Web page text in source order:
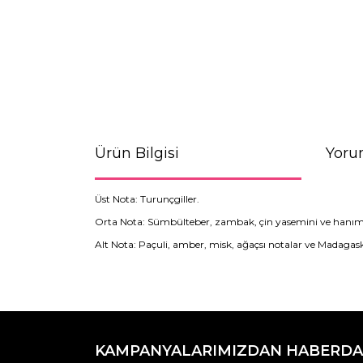
Ürün Bilgisi
Üst Nota: Turunçgiller.
Orta Nota: Sümbülteber, zambak, çin yasemini ve
Alt Nota: Paçuli, amber, misk, ağaçsı notalar ve
Görüş ve önerileriniz için teşekkür ederiz.
Ürün resmi kalitesiz, bozuk veya
KAMPANYALARIMIZDAN